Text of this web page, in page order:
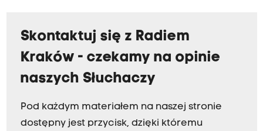
Skontaktuj się z Radiem
Kraków - czekamy na opinie
naszych Słuchaczy
Pod każdym materiałem na naszej stronie
dostępny jest przycisk, dzięki któremu